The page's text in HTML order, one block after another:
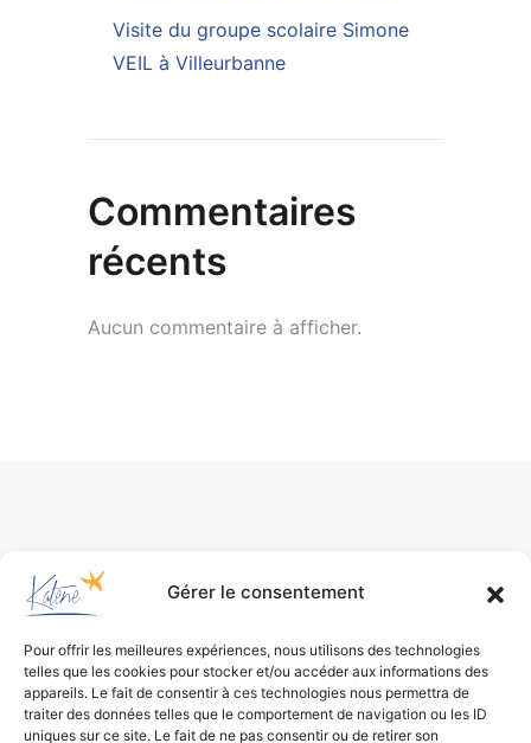
Gérer le consentement
Pour offrir les meilleures expériences, nous utilisons des technologies
telles que les cookies pour stocker et/ou accéder aux informations des
appareils. Le fait de consentir à ces technologies nous permettra de
traiter des données telles que le comportement de navigation ou les ID
uniques sur ce site. Le fait de ne pas consentir ou de retirer son
Visite du groupe scolaire Simone
VEIL à Villeurbanne
Commentaires
récents
Aucun commentaire à afficher.